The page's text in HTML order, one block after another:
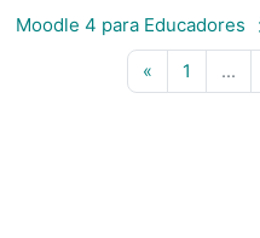
Moodle 4 para Educadores
« Página
1 Página 1
…